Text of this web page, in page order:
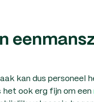
kan dus
het ook erg fijn om een